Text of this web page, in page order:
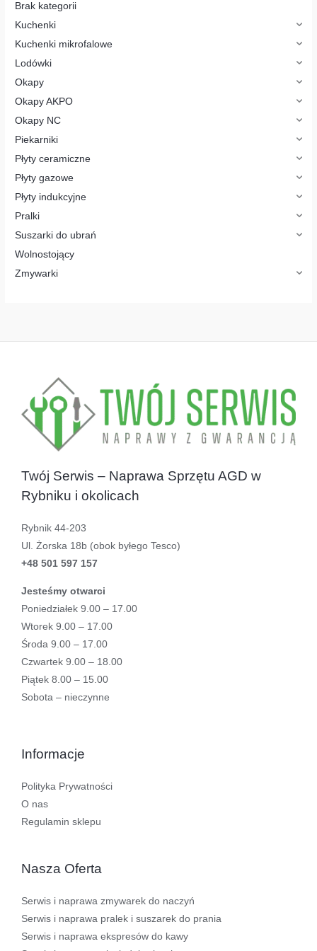
o
u
t
ó
w
Brak kategorii
Kuchenki
Kuchenki mikrofalowe
Lodówki
Okapy
Okapy AKPO
Okapy NC
Piekarniki
Płyty ceramiczne
Płyty gazowe
Płyty indukcyjne
Pralki
Suszarki do ubrań
Wolnostojący
Zmywarki
Twój Serwis – Naprawa Sprzętu AGD w
Rybniku i okolicach
Rybnik 44-203
Ul. Żorska 18b (obok byłego Tesco)
+48 501 597 157
Jesteśmy otwarci
Poniedziałek 9.00 – 17.00
Wtorek 9.00 – 17.00
Środa 9.00 – 17.00
Czwartek 9.00 – 18.00
Piątek 8.00 – 15.00
Sobota – nieczynne
Informacje
Polityka Prywatności
O nas
Regulamin sklepu
Nasza Oferta
Serwis i naprawa zmywarek do naczyń
Serwis i naprawa pralek i suszarek do prania
Serwis i naprawa ekspresów do kawy